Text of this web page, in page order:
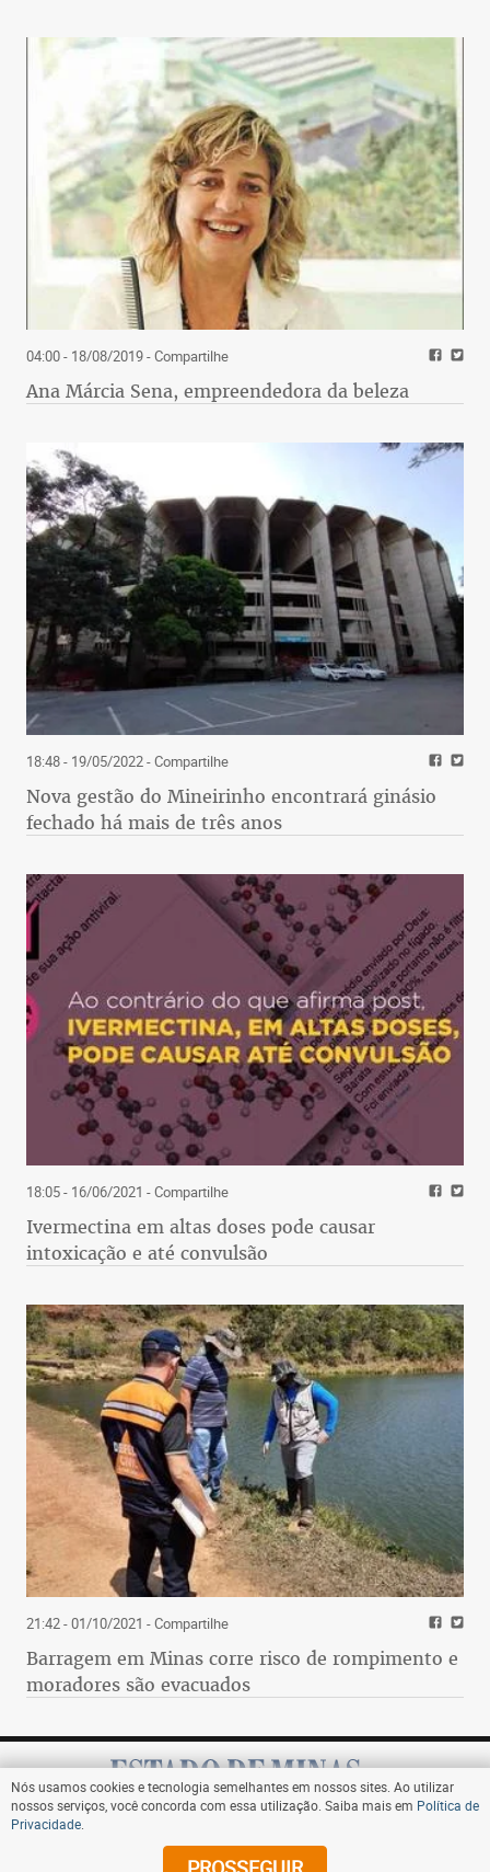
04:00 - 18/08/2019- Compartilhe
Ana Márcia Sena, empreendedora da beleza
18:48 - 19/05/2022- Compartilhe
Nova gestão do Mineirinho encontrará ginásio
fechado há mais de três anos
18:05 - 16/06/2021 - Compartilhe
Ivermectina em altas doses pode causar
intoxicação e até convulsão
21:42 - 01/10/2021 - Compartilhe
Barragem em Minas corre risco de rompimento e
moradores são evacuados
Assine
Nós usamos cookies e tecnologia semelhantes em nossos sites. Ao utilizar
nossos serviços, você concorda com essa utilização. Saiba mais em Política de
Privacidade